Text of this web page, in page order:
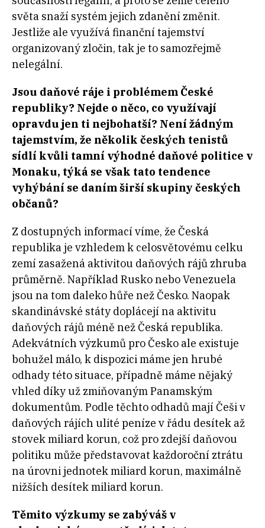
světa snaží systém jejich zdanění změnit.
Jestliže ale využívá finanční tajemství
organizovaný zločin, tak je to samozřejmě
nelegální.
Jsou daňové ráje i problémem České
republiky? Nejde o něco, co využívají
opravdu jen ti nejbohatší? Není žádným
tajemstvím, že několik českých tenistů
sídlí kvůli tamní výhodné daňové politice v
Monaku, týká se však tato tendence
vyhýbání se daním širší skupiny českých
občanů?
Z dostupných informací víme, že Česká
republika je vzhledem k celosvětovému celku
zemí zasažená aktivitou daňových rájů zhruba
průměrně. Například Rusko nebo Venezuela
jsou na tom daleko hůře než Česko. Naopak
skandinávské státy doplácejí na aktivitu
daňových rájů méně než Česká republika.
Adekvátních výzkumů pro Česko ale existuje
bohužel málo, k dispozici máme jen hrubé
odhady této situace, případně máme nějaký
vhled díky už zmiňovaným Panamským
dokumentům. Podle těchto odhadů mají Češi v
daňových rájích ulité peníze v řádu desítek až
stovek miliard korun, což pro zdejší daňovou
politiku může představovat každoroční ztrátu
na úrovni jednotek miliard korun, maximálně
nižších desítek miliard korun.
Těmito výzkumy se zabýváš v